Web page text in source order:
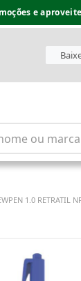
e
1.0 RETRATIL